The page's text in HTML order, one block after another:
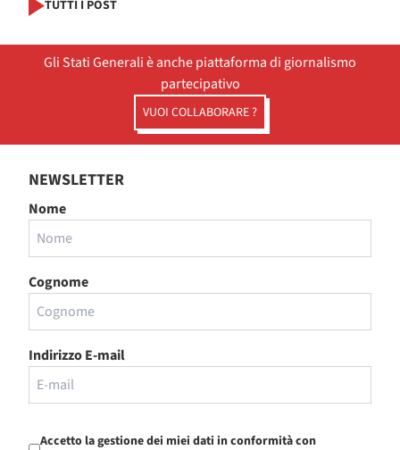
TUTTI I POST
Gli Stati Generali è anche piattaforma di giornalismo
partecipativo
VUOI COLLABORARE ?
NEWSLETTER
Nome
Cognome
Indirizzo E-mail
Accetto la gestione dei miei dati in conformità con